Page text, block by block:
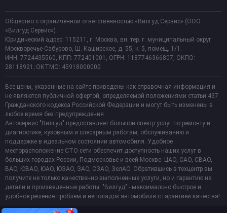
Общество с ограниченной ответственностью «Вилгуд Сервис» (ООО
«Вилгуд Сервис»)
Юридический адрес: 115211, г. Москва, вн. тер. г. муниципальный округ
Москворечье-Сабурово, Ш. Каширское, д. 55, к. 5, помещ. 1/1.
ИНН: 7724435560, КПП: 772401001, ОГРН: 1187746366807, ОКПО:
28118921; ОКТМО: 45918000000
Все цены, указанные на сайте приведены как справочная информация и
не являются публичной офертой, определяемой положениями статьи 437
Гражданского кодекса Российской Федерации и могут быть изменены в
любое время без предупреждения.
Автосервис "Вилгуд" предоставляет большой спектр услуг по ремонту и
диагностике, кузовным и слесарным работам, обслуживанию и
поддержке в идеальном состоянии автомобиля. Удобное
месторасположение СТО сети обеспечит доступность наших услуг в
больших городах России, Подмосковье и всей Москве: ЦАО, САО, СВАО,
ВАО, ЮВАО, ЮАО, ЮЗАО, ЗАО, СЗАО, ЗелАО. Обратившись в техцентр вы
получите не только качественно выполненные услуги, но и гарантию на
детали и произведенные работы. "Вилгуд" - максимально быстрое и
удобное решение проблем и неполадок автомобиля с гарантией качества!